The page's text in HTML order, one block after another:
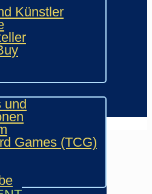
Künstler
und
Games (TCG)
Präsentationen
Creator